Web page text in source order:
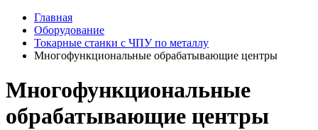
Главная
Оборудование
Токарные станки с ЧПУ по металлу
Многофункциональные обрабатывающие центры
Многофункциональные
обрабатывающие центры